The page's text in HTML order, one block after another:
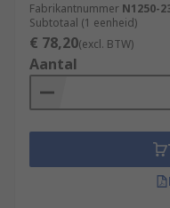
Fabrikantnummer N1250-
Subtotaal (1 eenheid)
€ 78,20(excl. BTW)
Aantal